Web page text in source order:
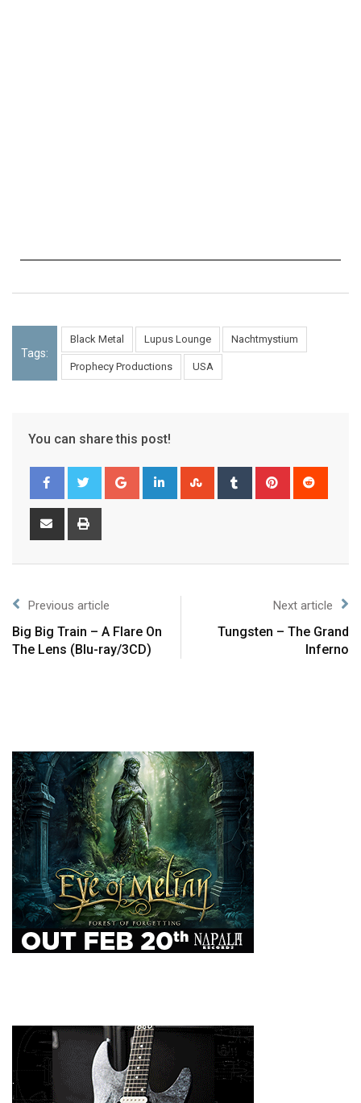
Tags:
Black Metal Lupus Lounge Nachtmystium
Prophecy Productions USA
You can share this post!
Previous article
Big Big Train – A Flare On
The Lens (Blu-ray/3CD)
Next article
Tungsten – The Grand
Inferno